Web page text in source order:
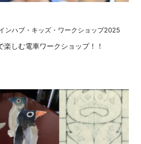
ンハブ・キッズ・ワークショップ2025
しむ電車ワークショップ！！